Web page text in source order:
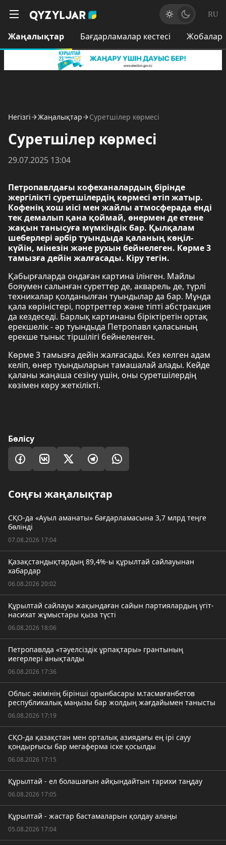
RU
Жаңалықтар Бағдарламалар кестесі Жобалар
Негізгі Жаңалықтар Суретшілер көрмесі
Суретшілер көрмесі
29.07.2025 13:04
Петропавлдағы кофеханалардың бірінде
жергілікті суретшілердің көрмесі өтіп жатыр.
Кофенің хош иісі мен жайлы атмосферада енді
тек демалып қана қоймай, өнермен де етене
жақын танысуға мүмкіндік бар. Қылқалам
шеберлері әрбір туындыда қаланың көңіл-
күйін, мінезін және рухын бейнелеген. Көрме 3
тамызға дейін жалғасады. Кіру тегін.
Қабырғаларда ондаған картина ілінген. Майлы
бояумен салынған суреттер де, акварель де, түрлі
техникалар қолданылған туындылар да бар. Мұнда
қала көріністері, портреттер және тіпті абстракция
да кездеседі. Барлық картинаны біріктіретін ортақ
ерекшелік - әр туындыда Петропавл қаласының
ерекше тыныс тіршілігі бейнеленген.
Көрме 3 тамызға дейін жалғасады. Кез келген адам
келіп, өнер туындыларын тамашалай алады. Кейде
қаланы жаңаша сезіну үшін, оны суретшілердің
көзімен көру жеткілікті.
Бөлісу
Соңғы жаңалықтар
СҚО-да «Ауыл аманаты» бағдарламасына 3,7 млрд теңге
бөлінді
07.08.2026 17:04
Қазақстандықтардың 89,4%-ы құрылтай сайлауынан
хабардар
06.08.2026 20:02
Құрылтай сайлауы жақындаған сайын партиялардың үгіт-
насихат жұмыстары қыза түсті
06.08.2026 18:06
Петропавлда «тәуелсіздік ұрпақтары» грантының
иегерлері анықталды
06.08.2026 17:36
Облыс әкімінің бірінші орынбасары м.тасмағанбетов
республикалық маңызы бар жолдың жағдайымен танысты
06.08.2026 17:19
СҚО-да қазақстан мен орталық азиядағы ең ірі сауу
қондырғысы бар мегаферма іске қосылды
06.08.2026 17:15
Құрылтай - ел болашағын айқындайтын тарихи таңдау
06.08.2026 17:05
Құрылтай - жастар бастамаларын қолдау алаңы
05.08.2026 17:04